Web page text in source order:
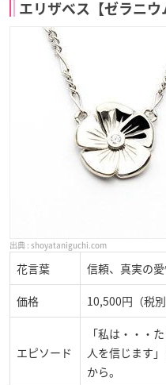
エリザベス 【ゼラニウ
shoyataniguchi.com
花言葉 信頼、真実の
価格 10,500円（税別
エピソード
「私は・・・
人を信じます
から。